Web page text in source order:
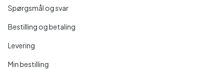
Spørgsmål og svar
Bestilling og betaling
Levering
Min bestilling